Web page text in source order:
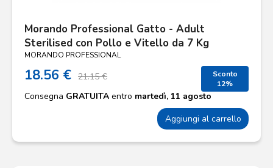
Morando Professional Gatto - Adult
Sterilised con Pollo e Vitello da 7 Kg
MORANDO PROFESSIONAL
18.56 € 21.15 €
Sconto
12%
Consegna GRATUITA entro martedì, 11 agosto
Aggiungi al carrello